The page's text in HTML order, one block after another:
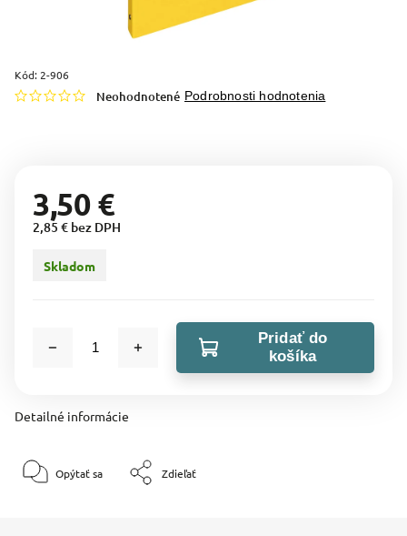
Kód: 2-906
Neohodnotené Podrobnosti hodnotenia
3,50 €
2,85 € bez DPH
Skladom
Pridať do
košíka
Detailné informácie
Opýtať sa Zdieľať